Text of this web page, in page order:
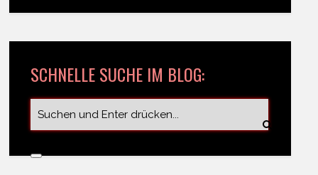
SCHNELLE SUCHE IM BLOG: